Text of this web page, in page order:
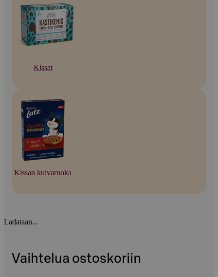
Kissat
Kissan kuivaruoka
Ladataan...
Vaihtelua ostoskoriin